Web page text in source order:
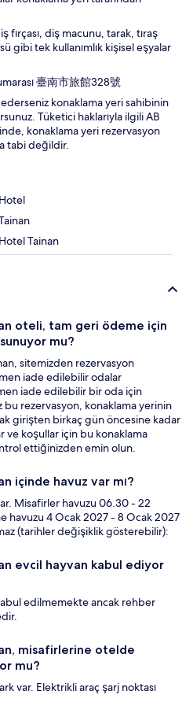
fırçası, diş macunu, tarak, tıraş
gibi tek kullanımlık kişisel eşyalar
臺南市旅館328號
konaklama yeri sahibinin
Tüketici haklarıyla ilgili AB
konaklama yeri rezervasyon
tabi değildir.
Tainan
oteli, tam geri ödeme için
mu?
sitemizden rezervasyon
iade edilebilir odalar
iade edilebilir bir oda için
bu rezervasyon, konaklama yerinin
girişten birkaç gün öncesine kadar
ve koşullar için bu konaklama
ettiğinizden emin olun.
içinde havuz var mı?
Misafirler havuzu 06.30 - 22
havuzu 4 Ocak 2027 - 8 Ocak 2027
(tarihler değişiklik gösterebilir):
evcil hayvan kabul ediyor
edilmemekte ancak rehber
misafirlerine otelde
mu?
var. Elektrikli araç şarj noktası